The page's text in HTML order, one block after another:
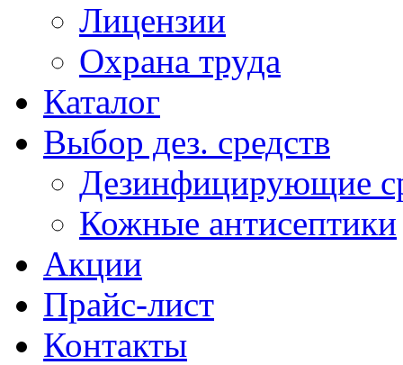
Лицензии
Охрана труда
Каталог
Выбор дез. средств
Дезинфицирующие
Кожные антисептики
Акции
Прайс-лист
Контакты